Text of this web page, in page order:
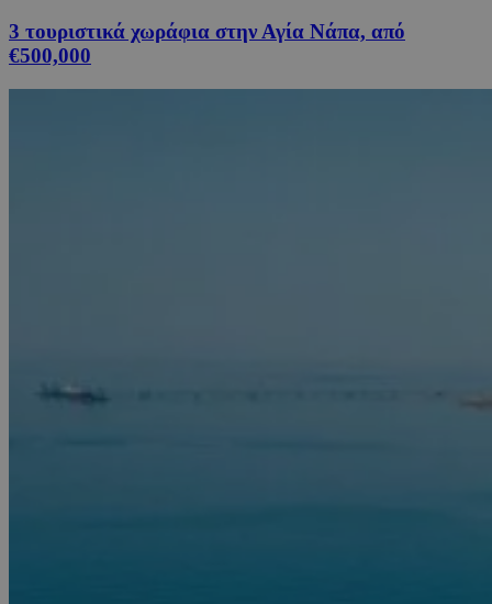
3 τουριστικά χωράφια στην Αγία Νάπα, από
€500,000